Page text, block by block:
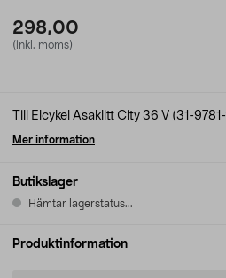
298,00
(inkl. moms)
Butikslager
Hämtar lagerstatus...
Till Elcykel Asaklitt City 36 V (31-9781-
Mer information
Produktinformation